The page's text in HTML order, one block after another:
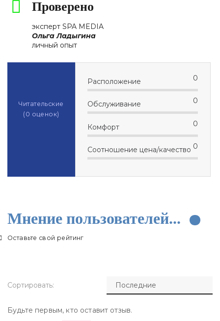
Проверено
эксперт SPA MEDIA
Ольга Ладыгина
личный опыт
Читательские
( 0 оценок)
Расположение 0
Обслуживание 0
Комфорт 0
Соотношение цена/качество 0
Мнение пользователей...
Оставьте свой рейтинг
Сортировать:
Будьте первым, кто оставит отзыв.